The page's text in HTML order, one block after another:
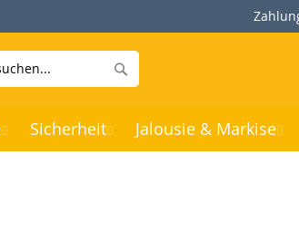
Sicherheit Jalousie & Markise